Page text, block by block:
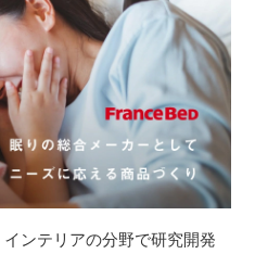
ンテリアの分野で研究開発